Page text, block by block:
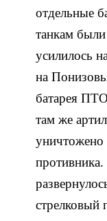
отдельные
танкам
усилилось
на
батарея
там же
уничтожено
стрелковый